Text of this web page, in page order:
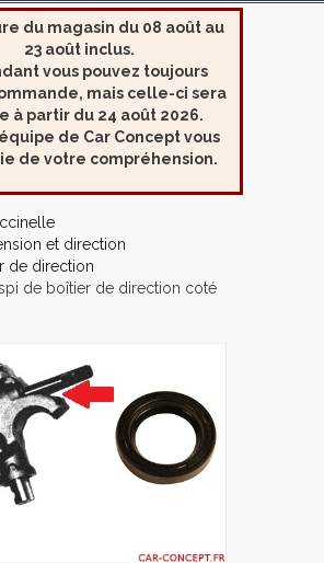
du magasin du 08 août au
23 août inclus.
vous pouvez toujours
mais celle-ci sera
à partir du 24 août 2026.
de Car Concept vous
de votre compréhension.
et direction
de direction
de boîtier de direction coté